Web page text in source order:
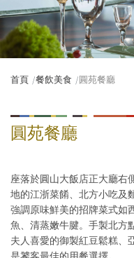
首頁 餐飲美食 圓苑餐廳
圓苑餐廳
座落於圓山大飯店正大廳右
地的江浙菜餚、北方小吃及
強調原味鮮美的招牌菜式如
魚、清蒸嫩牛腱。手製北方
夫人喜愛的御製紅豆鬆糕、